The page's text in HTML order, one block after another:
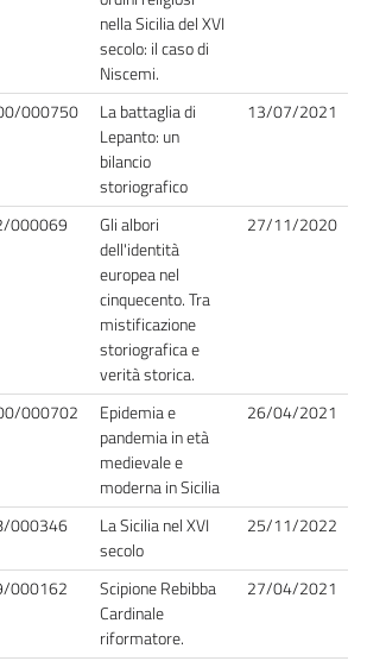
nella Sicilia del XVI
secolo: il caso di
Niscemi.
000750
La battaglia di
Lepanto: un
bilancio
storiografico
13/07/2021
000069
Gli albori
dell'identità
europea nel
cinquecento. Tra
mistificazione
storiografica e
verità storica.
27/11/2020
000702
Epidemia e
pandemia in età
medievale e
moderna in Sicilia
26/04/2021
000346
La Sicilia nel XVI
secolo
25/11/2022
000162
Scipione Rebibba
Cardinale
riformatore.
27/04/2021